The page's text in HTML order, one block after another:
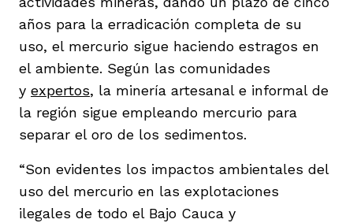
años para la erradicación completa de su
uso, el mercurio sigue haciendo estragos en
el ambiente. Según las comunidades
y expertos, la minería artesanal e informal de
la región sigue empleando mercurio para
separar el oro de los sedimentos.
“Son evidentes los impactos ambientales del
uso del mercurio en las explotaciones
ilegales de todo el Bajo Cauca y